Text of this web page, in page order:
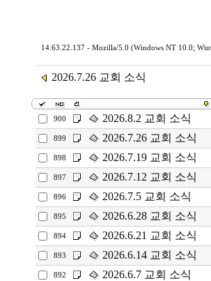
14.63.22.137 - Mozilla/5.0 (Windows NT 10.0;
2026.7.26 교회 소식
900 2026.8.2 교회 소식
899 2026.7.26 교회 소식
898 2026.7.19 교회 소식
897 2026.7.12 교회 소식
896 2026.7.5 교회 소식
895 2026.6.28 교회 소식
894 2026.6.21 교회 소식
893 2026.6.14 교회 소식
892 2026.6.7 교회 소식